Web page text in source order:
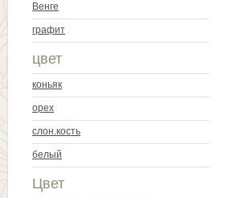
Венге
графит
цвет
коньяк
орех
слон.кость
белый
Цвет